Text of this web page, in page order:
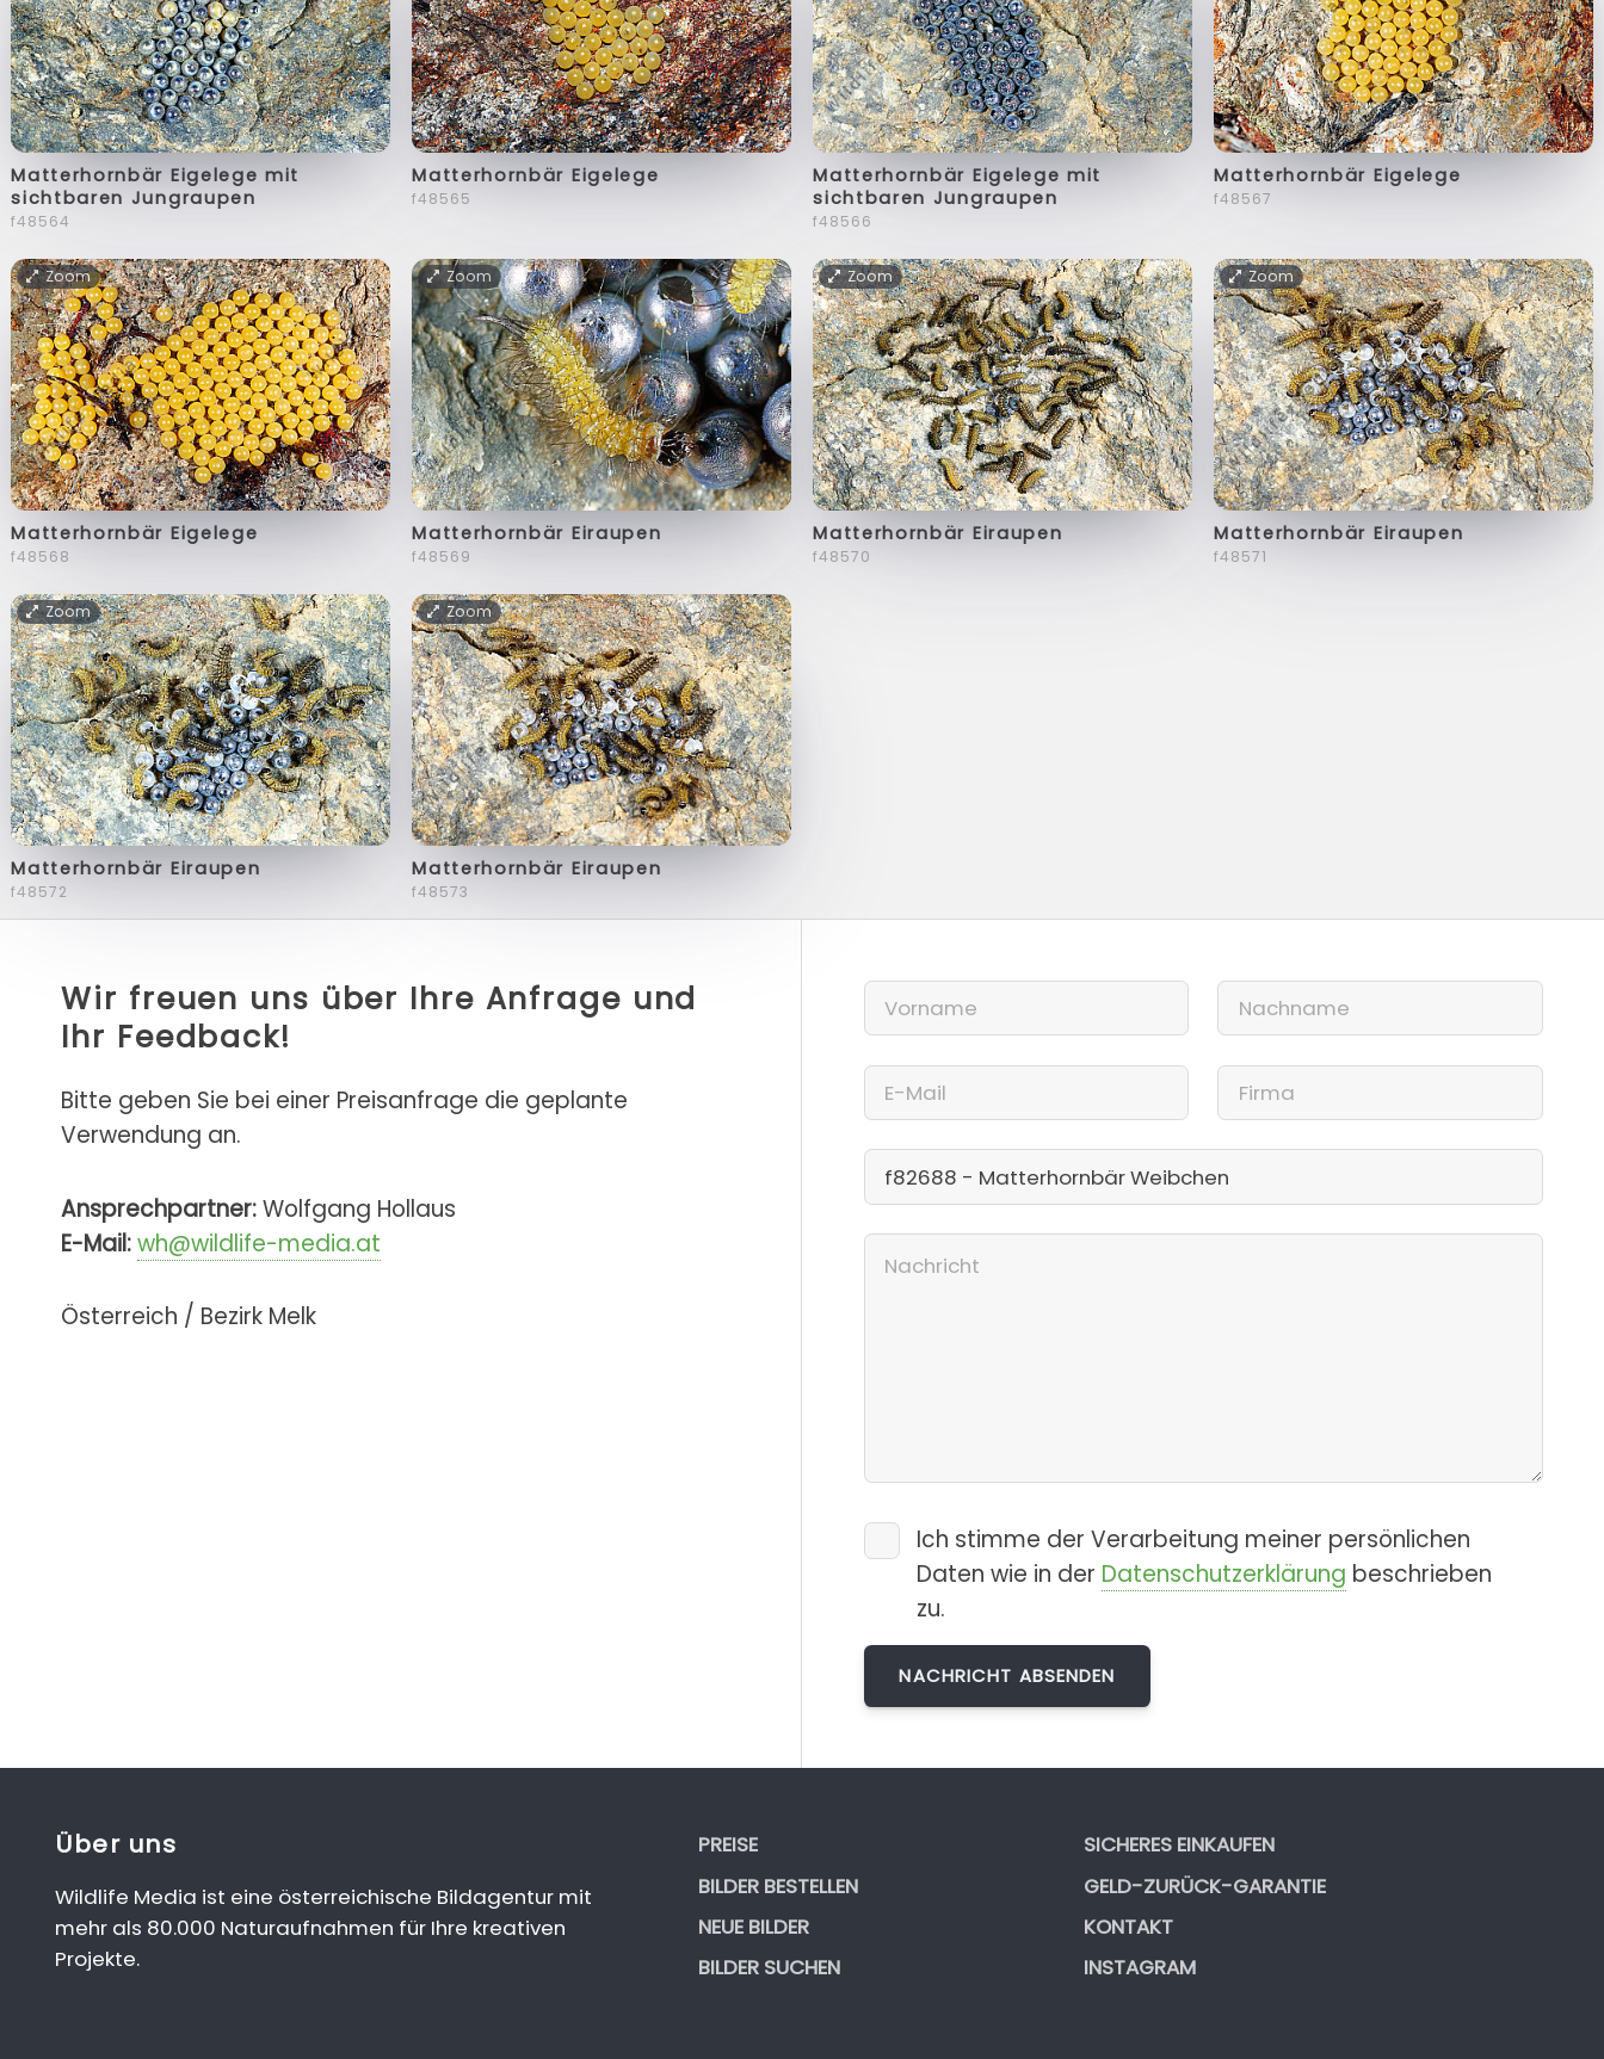
Matterhornbär Eigelege mit
sichtbaren Jungraupen
f48564
Matterhornbär Eigelege
f48565
Matterhornbär Eigelege mit
sichtbaren Jungraupen
f48566
Matterhornbär Eigelege
f48567
Zoom
Matterhornbär Eigelege
f48568
Zoom
Matterhornbär Eiraupen
f48569
Zoom
Matterhornbär Eiraupen
f48570
Zoom
Matterhornbär Eiraupen
f48571
Zoom
Matterhornbär Eiraupen
f48572
Zoom
Matterhornbär Eiraupen
f48573
Wir freuen uns über Ihre Anfrage und
Ihr Feedback!
Bitte geben Sie bei einer Preisanfrage die geplante
Verwendung an.
Ansprechpartner:Wolfgang Hollaus
E-Mail:wh@wildlife-media.at
Österreich / Bezirk Melk
Ich stimme der Verarbeitung meiner persönlichen
Daten wie in der Datenschutzerklärung beschrieben
zu.
Über uns
Wildlife Media ist eine österreichische Bildagentur mit
mehr als 80.000 Naturaufnahmen für Ihre kreativen
Projekte.
PREISE
BILDER BESTELLEN
NEUE BILDER
BILDER SUCHEN
SICHERES EINKAUFEN
GELD-ZURÜCK-GARANTIE
KONTAKT
INSTAGRAM